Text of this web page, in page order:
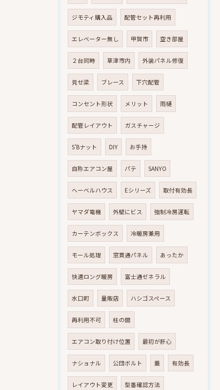
ジモティ購入品 配管セット再利用
エレベーター無し 甲賀市 空き部屋
２台同時 草津市内 外装パネル修復
見せ梁 ブレース 下穴配管
コンセント形状 メリット 雨樋
配管レイアウト ガスチャージ
S’Bナット DIY お手持
自称エアコン屋 パテ SANYO
へーベルハウス Eシリーズ 取付有効長
ヤマダ電機 外壁にビス 強制冷房運転
カーテンボックス 冷暖房兼用
モール処理 窓貫通パネル あったか
快適ロング暖房 富士通ゼネラル
水口町 量販店 ハシゴスペース
再利用不可 柱の間
エアコン取り付け位置 最初が肝心
ナショナル 公団ボルト 蓋 有効長
レイアウト変更 型番確認方法